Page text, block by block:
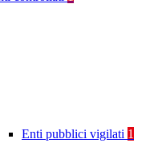
Enti pubblici vigilati 1